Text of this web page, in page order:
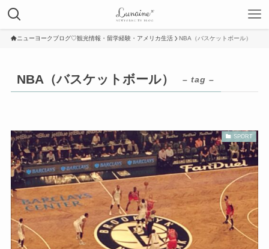
ニューヨークブログ♡観光情報・留学経験・アメリカ生活 NBA（バスケットボール）
NBA（バスケットボール） – tag –
SPORT